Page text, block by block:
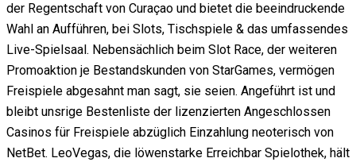
der Regentschaft von Curaçao und bietet die beeindruckende
Wahl an Aufführen, bei Slots, Tischspiele & das umfassendes
Live-Spielsaal. Nebensächlich beim Slot Race, der weiteren
Promoaktion je Bestandskunden von StarGames, vermögen
Freispiele abgesahnt man sagt, sie seien. Angeführt ist und
bleibt unsrige Bestenliste der lizenzierten Angeschlossen
Casinos für Freispiele abzüglich Einzahlung neoterisch von
NetBet. LeoVegas, die löwenstarke Erreichbar Spielothek, hält